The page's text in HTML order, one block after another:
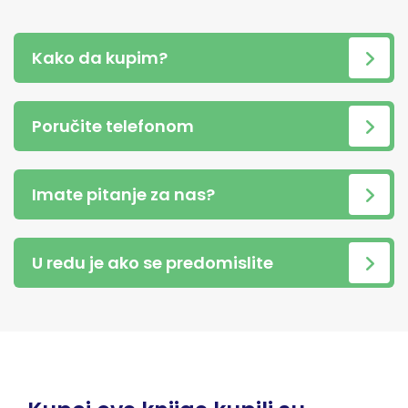
Kako da kupim?
Poručite telefonom
Imate pitanje za nas?
U redu je ako se predomislite